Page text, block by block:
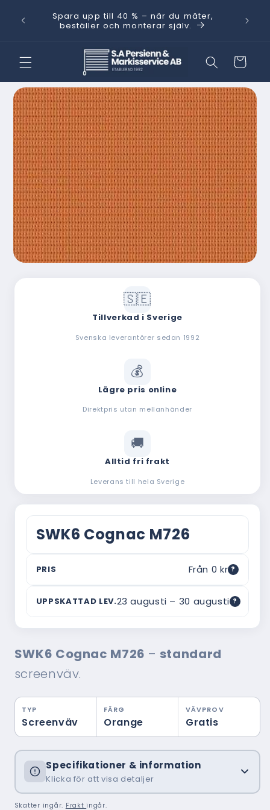
till
Spara upp till 40 % – när du mäter,
beställer och monterar själv.
med
Varukorg
vidare till
Tillverkad i Sverige
Svenska leverantörer sedan 1992
Lägre pris online
Direktpris utan mellanhänder
Alltid fri frakt
Leverans till hela Sverige
SWK6 Cognac M726
PRIS Från 0 kr ?
Vad är ordinarie pris?
Webbpriset är vad du betalar här — utan
en traditionell montör med hembesök,
rådgivning och montering inräknat. Ofta är
skillnaden i verkligheten ännu större.
UPPSKATTAD LEV.23 augusti – 30 augusti ?
Om leveranstiden
från beställningsdatum och inkluderar
beroende på säsong och orderbelastning —
SWK6 Cognac M726 – standard
screenväv.
TYP
Screenväv
FÄRG
Orange
VÄVPROV
Gratis
Specifikationer & information
Klicka för att visa detaljer
Skatter ingår. Fraktingår.